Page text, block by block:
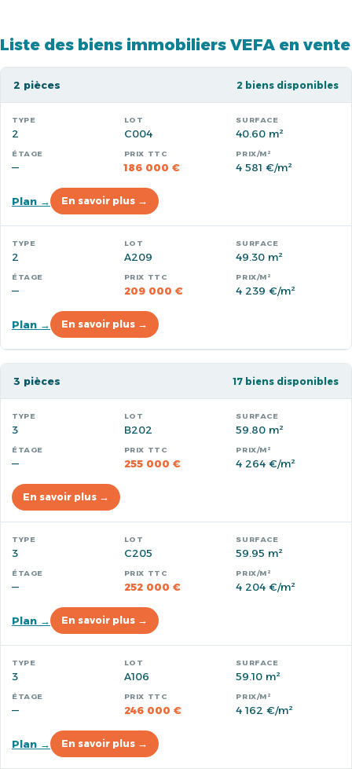
Liste des biens immobiliers VEFA en vente
2 pièces 2 biens disponibles
2 C004 40.60 m²
— 186 000 € 4 581 €/m²
Plan → En savoir plus →
2 A209 49.30 m²
— 209 000 € 4 239 €/m²
Plan → En savoir plus →
3 pièces 17 biens disponibles
3 B202 59.80 m²
— 255 000 € 4 264 €/m²
En savoir plus →
3 C205 59.95 m²
— 252 000 € 4 204 €/m²
Plan → En savoir plus →
3 A106 59.10 m²
— 246 000 € 4 162 €/m²
Plan → En savoir plus →